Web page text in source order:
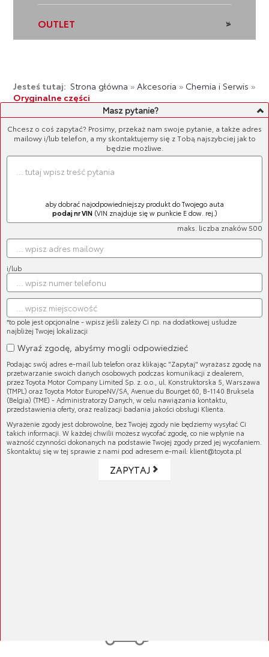
OUTLET
Jesteś tutaj: Strona główna »Akcesoria » Chemia i Serwis »
Oryginalne części
Sortuj
LISTA PRODUKTÓW
Olej silnikowy 5W-30 Fuel
Economy 5L w kartonowym
opakowaniu
Cena brutto:373,10 zł
Cena netto:303,33 zł
Oficjalny sklep
Toyoty
Masz pytanie?
Chcesz o coś zapytać? Prosimy, przekaż nam swoje pytanie, a także adres
mailowy i/lub telefon, a my skontaktujemy się z Tobą najszybciej jak to
będzie możliwe.
maks. liczba znaków 500
aby dobrać najodpowiedniejszy produkt do Twojego auta
podaj nr VIN(VIN znajduje się w punkcie E dow. rej.)
i/lub
*to pole jest opcjonalne - wpisz jeśli zależy Ci np. na dodatkowej usłudze
najbliżej Twojej lokalizacji
Wyraź zgodę, abyśmy mogli odpowiedzieć
Podając swój adres e-mail lub telefon oraz klikając "Zapytaj" wyrażasz zgodę na
przetwarzanie swoich danych osobowych podczas komunikacji z dealerem,
przez Toyota Motor Company Limited Sp. z. o.o., ul. Konstruktorska 5, Warszawa
(TMPL) oraz Toyota Motor EuropeNV/SA, Avenue du Bourget 60, B-1140 Bruksela
(Belgia) (TME) - Administratorzy Danych, w celu nawiązania kontaktu,
przedstawienia oferty, oraz realizacji badania jakości obsługi Klienta.
Wyrażenie zgody jest dobrowolne, bez Twojej zgody nie będziemy wysyłać Ci
takich informacji. W każdej chwilii możesz wycofać zgodę, co nie wpłynie na
ważność czynności dokonanych na podstawie Twojej zgody przed jej wycofaniem.
Skontaktuj się w tej sprawie z nami pod adresem e-mail: klient@toyota.pl
ZAPYTAJ